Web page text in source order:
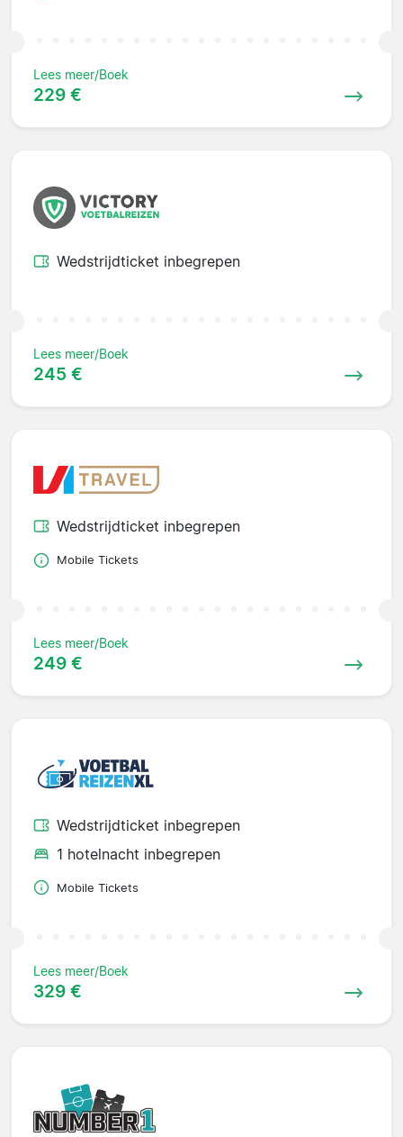
Lees meer/Boek
229 €
Wedstrijdticket inbegrepen
Lees meer/Boek
245 €
Wedstrijdticket inbegrepen
Mobile Tickets
Lees meer/Boek
249 €
Wedstrijdticket inbegrepen
1 hotelnacht inbegrepen
Mobile Tickets
Lees meer/Boek
329 €